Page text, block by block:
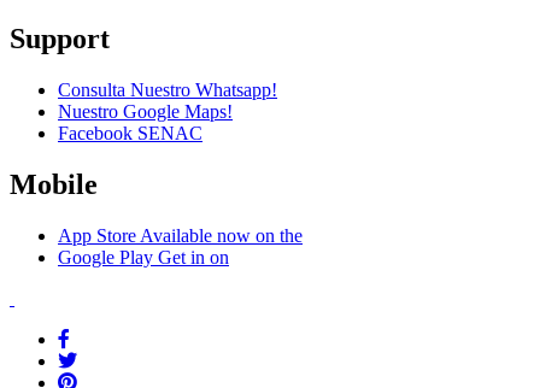
Support
Consulta Nuestro Whatsapp!
Nuestro Google Maps!
Facebook SENAC
Mobile
App Store Available now on the
Google Play Get in on